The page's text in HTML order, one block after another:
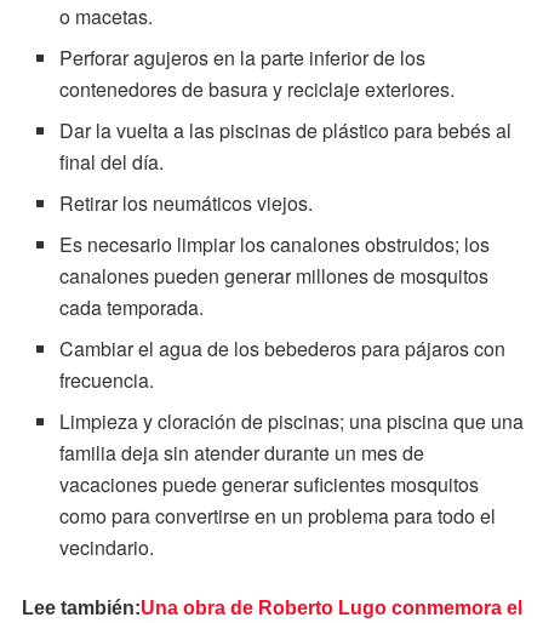
o macetas.
Perforar agujeros en la parte inferior de los
contenedores de basura y reciclaje exteriores.
Dar la vuelta a las piscinas de plástico para bebés al
final del día.
Retirar los neumáticos viejos.
Es necesario limpiar los canalones obstruidos; los
canalones pueden generar millones de mosquitos
cada temporada.
Cambiar el agua de los bebederos para pájaros con
frecuencia.
Limpieza y cloración de piscinas; una piscina que una
familia deja sin atender durante un mes de
vacaciones puede generar suficientes mosquitos
como para convertirse en un problema para todo el
vecindario.
Lee también:Una obra de Roberto Lugo conmemora el